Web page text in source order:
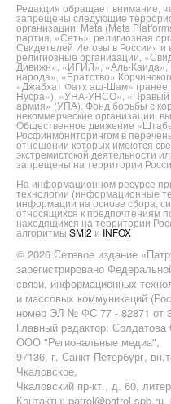
Редакция обращает внимание,
запрещены следующие
организации: Meta (Meta
партия, «Сеть», религиозная
Свидетелей Иеговы в России» и
религиозные организации,
Дивижн», «ИГИЛ», «Аль-Каида»,
народа», «Братство»
«Джабхат Фатх аш-Шам» (ранее
Нусра»), «УНА-УНСО», «Правый
армия» (УПА). Фонд борьбы с
некоммерческие организации,
Общественное движение
Росфинмониторингом в
отношении которых имеются
экстремистской деятельности
запрещены на территории
На информационном ресурсе
технологии (информационные
информации на основе сбора,
относящихся к предпочтениям
находящихся на территории
алгоритмы SMI2 и INFOX
© 2026 Сетевое издание
зарегистрировано
связи, информационных
и массовых коммуникаций
номер ЭЛ № ФС 77 - 82871 от
Главный редактор:
ООО "Региональные медиа",
97136, г. Санкт-Петербург,
Чкаловское,
Чкаловский пр-кт., д. 60,
Контакты: